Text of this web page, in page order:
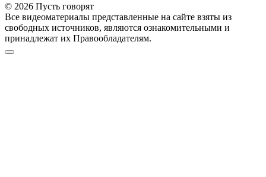
© 2026 Пусть говорят
Все видеоматериалы представленные на сайте взяты из
свободных источников, являются ознакомительными и
принадлежат их Правообладателям.